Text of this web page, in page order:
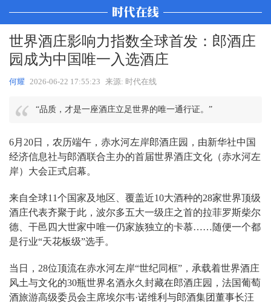
世界酒庄影响力指数全球首发：郎酒庄
园成为中国唯一入选酒庄
何耀 2026-06-22 17:55:23 来源: 时代在线
“品质，才是一座酒庄立足世界的唯一通行证。”
6月20日，农历端午，赤水河左岸郎酒庄园，由新华社中国
经济信息社与郎酒联合主办的首届世界酒庄文化（赤水河左
岸）大会正式启幕。
来自全球11个国家及地区、覆盖近10大酒种的28家世界顶级
酒庄代表齐聚于此，波尔多五大一级庄之首的拉菲罗斯柴尔
德、干邑四大世家中唯一仍家族独立的卡慕……随便一个都
是行业“天花板级”选手。
当日，28位顶流在赤水河左岸“世纪同框”，承载着世界酒庄
风土与文化的30瓶世界名酒永久封藏在郎酒庄园，法国葡萄
酒旅游高级委员会主席埃尔韦·诺维利与郎酒集团董事长汪